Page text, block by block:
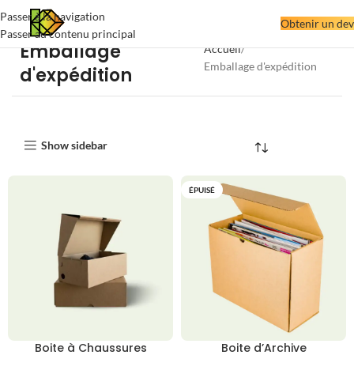
Passer à la navigation
Passer au contenu principal
Obtenir un
Emballage
d'expédition
Accueil
Emballage d'expédition
Show sidebar
Boite à Chaussures
ÉPUISÉ
Boite d’Archive